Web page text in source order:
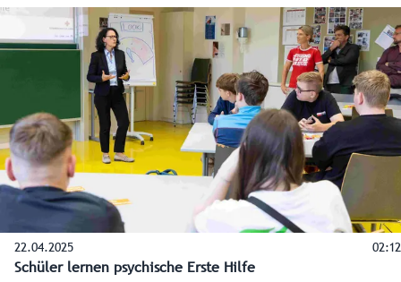
Salzburg.
22.04.2025 02:12
Schüler lernen psychische Erste Hilfe